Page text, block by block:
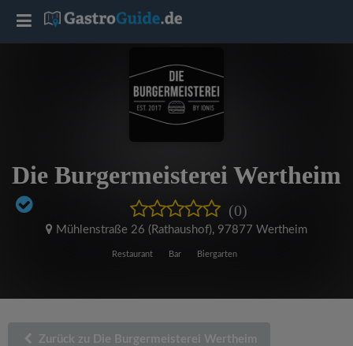
Die Burgermeisterei Wertheim
(0)
Mühlenstraße 26 (Rathaushof), 97877 Wertheim
Restaurant Bar Biergarten
Zurück zu Die Burgermeisterei Wertheim
T
l